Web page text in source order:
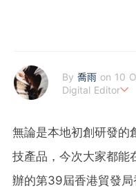
By 喬雨 on 10
Digital Editor
回報；專注科技及商業新聞
事。
無論是本地初創研發的
技產品，今次大家都能
辦的第39屆香港貿發